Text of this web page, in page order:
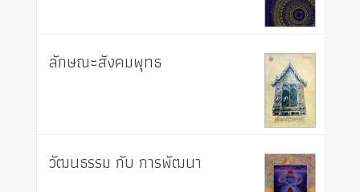
ลักษณะสังคมพุทธ
วัฒนธรรม กับ การพัฒนา